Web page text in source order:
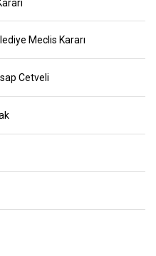
Meclis Kararı
Cetveli